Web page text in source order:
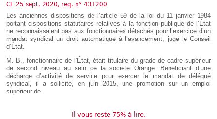
IT
CE 25 sept. 2020, req. n° 431200
Les anciennes dispositions de l’article 59 de la loi du 11 janvier 1984
portant dispositions statutaires relatives à la fonction publique de l’État
ne reconnaissaient pas aux fonctionnaires détachés pour l’exercice d’un
mandat syndical un droit automatique à l’avancement, juge le Conseil
d’État.
M. B., fonctionnaire de l’État, était titulaire du grade de cadre supérieur
de second niveau au sein de la société Orange. Bénéficiant d’une
décharge d’activité de service pour exercer le mandat de délégué
syndical, il a sollicité, en juin 2015, une promotion sur un emploi
supérieur de...
Il vous reste 75% à lire.